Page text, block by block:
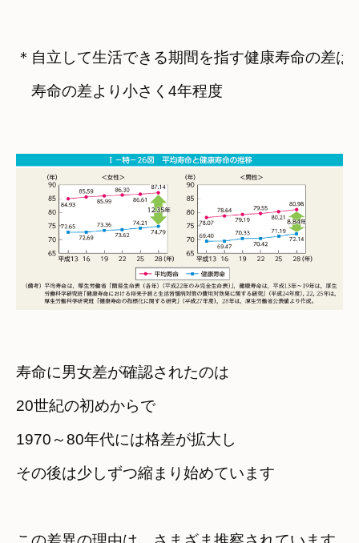
＊自立して生活できる期間を指す健康寿命の差は
寿命の差より小さく4年程度
寿命に男女差が確認されたのは
20世紀の初めからで
1970～80年代には格差が拡大し
その後は少しずつ縮まり始めています